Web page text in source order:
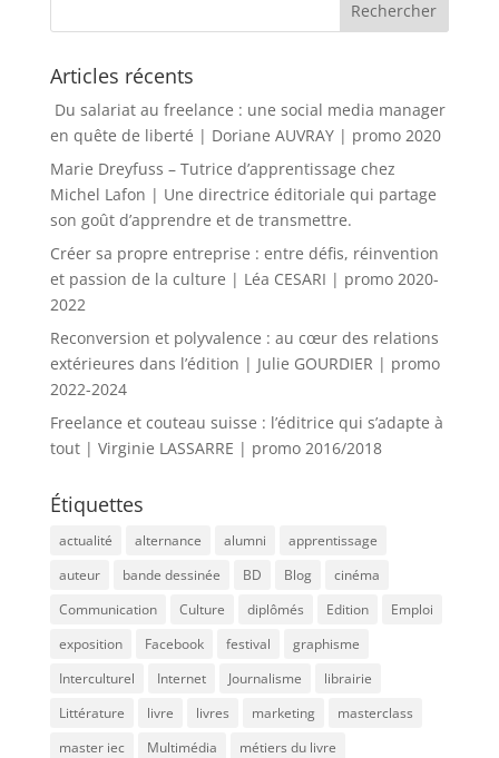
Articles récents
Du salariat au freelance : une social media manager
en quête de liberté | Doriane AUVRAY | promo 2020
Marie Dreyfuss – Tutrice d’apprentissage chez
Michel Lafon | Une directrice éditoriale qui partage
son goût d’apprendre et de transmettre.
Créer sa propre entreprise : entre défis, réinvention
et passion de la culture | Léa CESARI | promo 2020-
2022
Reconversion et polyvalence : au cœur des relations
extérieures dans l’édition | Julie GOURDIER | promo
2022-2024
Freelance et couteau suisse : l’éditrice qui s’adapte à
tout | Virginie LASSARRE | promo 2016/2018
Étiquettes
actualité alternance alumni
apprentissage
auteur
bande dessinée BD Blog
cinéma
Communication
Culture diplômés Edition
Emploi
exposition
Facebook festival
graphisme
Interculturel
Internet Journalisme
librairie
Littérature
livre livres marketing
masterclass
master iec
Multimédia
métiers du livre